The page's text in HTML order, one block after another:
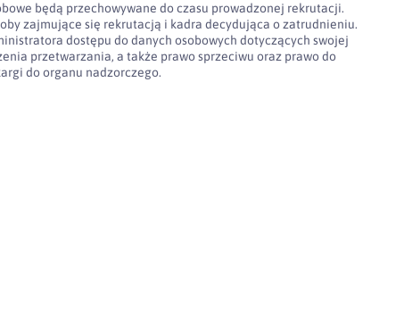
będą przechowywane do czasu prowadzonej rekrutacji.
zajmujące się rekrutacją i kadra decydująca o zatrudnieniu.
dostępu do danych osobowych dotyczących swojej
przetwarzania, a także prawo sprzeciwu oraz prawo do
do organu nadzorczego.